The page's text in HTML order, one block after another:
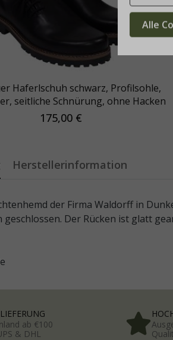
Haferlschuh schwarz, Profilsohle,
seitliche Schnürung, ohne Hacken
175,00 €
Herstellerinformation
der Firma Waldorff in
geschlossen. Der Rücken ist glatt
ab €100
& DHL
Alle